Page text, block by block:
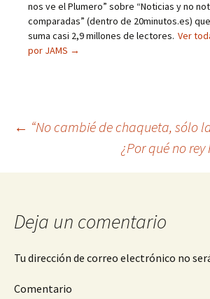
nos ve el Plumero” sobre “Noticias y no
comparadas” (dentro de 20minutos.es)
suma casi 2,9 millones de lectores. Ver
por JAMS →
Navegación
de
entradas
← “No cambié de chaqueta, sólo
¿Por qué no rey
Deja un comentario
Tu dirección de correo electrónico no
Comentario